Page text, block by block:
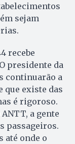
sejam
recebe
presidente da
continuarão a
que existe das
é rigoroso.
a gente
passageiros.
até onde o